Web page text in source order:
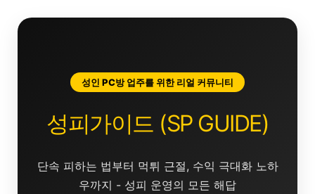
성인 PC방 업주를 위한 리얼 커뮤니티
성피가이드 (SP GUIDE)
단속 피하는 법부터 먹튀 근절, 수익 극대화 노하
우까지 - 성피 운영의 모든 해답